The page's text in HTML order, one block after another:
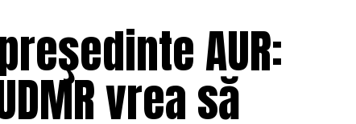
AUR:
vrea să